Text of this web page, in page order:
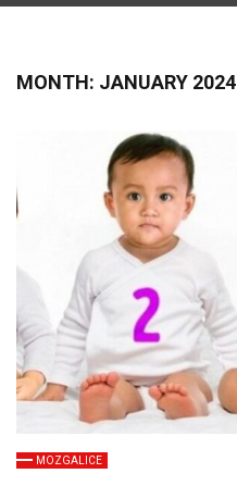
MONTH: JANUARY 2024
MOZGALICE